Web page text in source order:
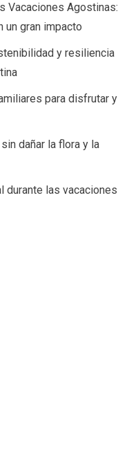
Vacaciones Agostinas:
un gran impacto
y resiliencia
para disfrutar y
dañar la flora y la
durante las vacaciones